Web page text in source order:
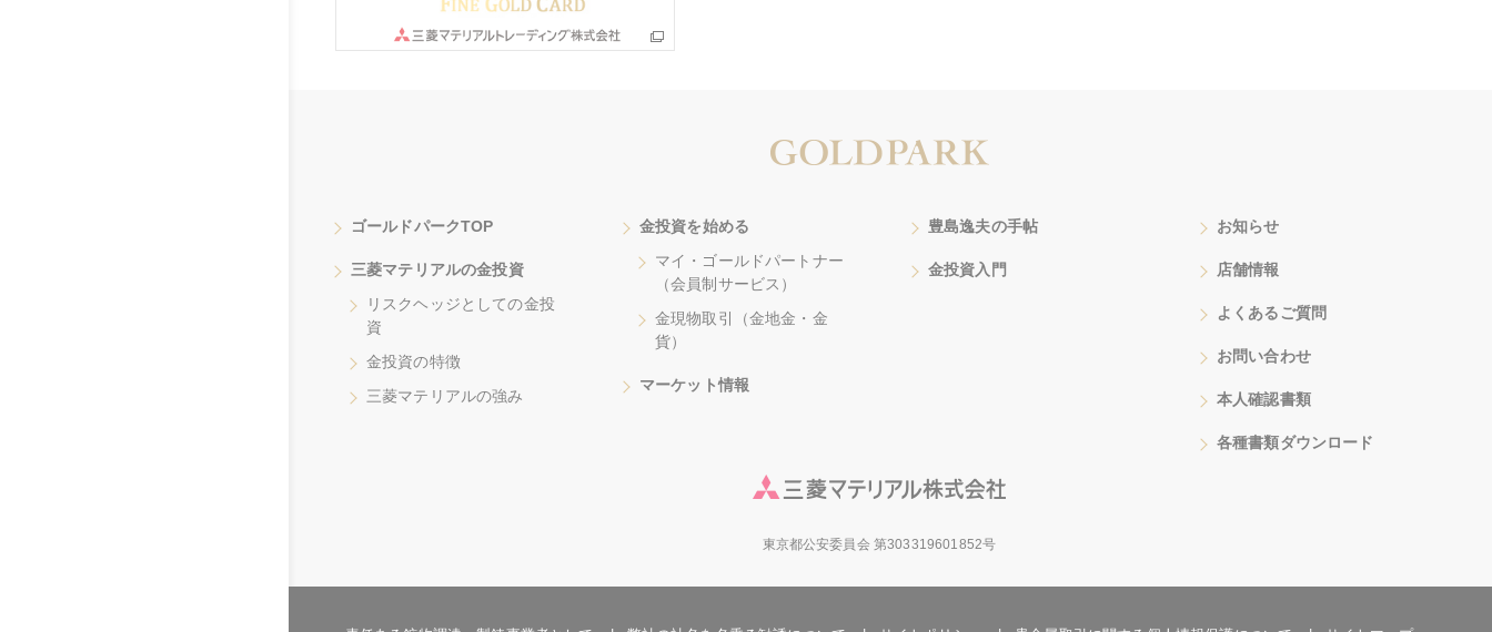
ゴールドパークTOP
三菱マテリアルの金投資
リスクヘッジとしての金投
資
金投資の特徴
三菱マテリアルの強み
金投資を始める
マイ・ゴールドパートナー
（会員制サービス）
金現物取引（金地金・金
貨）
マーケット情報
豊島逸夫の手帖
金投資入門
お知らせ
店舗情報
よくあるご質問
お問い合わせ
本人確認書類
各種書類ダウンロード
東京都公安委員会 第303319601852号